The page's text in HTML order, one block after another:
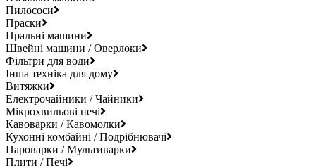
Пилососи
Праски
Пральні машини
Швейні машини / Оверлоки
Фільтри для води
Інша техніка для дому
Витяжки
Електрочайники / Чайники
Мікрохвильові печі
Кавоварки / Кавомолки
Кухонні комбайні / Подрібнювачі
Пароварки / Мультиварки
Плити / Печі